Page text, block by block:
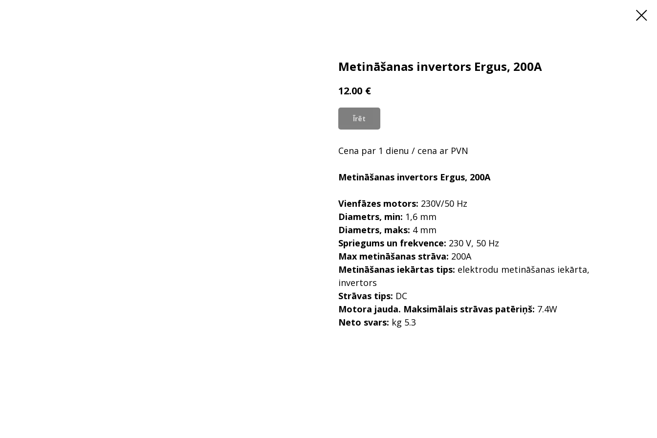
Metināšanas invertors Ergus, 200A
12.00 €
Īrēt
Cena par 1 dienu / cena ar PVN
Metināšanas invertors Ergus, 200A
Vienfāzes motors: 230V/50 Hz
Diametrs, min: 1,6 mm
Diametrs, maks: 4 mm
Spriegums un frekvence: 230 V, 50 Hz
Max metināšanas strāva: 200A
Metināšanas iekārtas tips: elektrodu metināšanas iekārta,
invertors
Strāvas tips: DC
Motora jauda. Maksimālais strāvas patēriņš: 7.4W
Neto svars: kg 5.3